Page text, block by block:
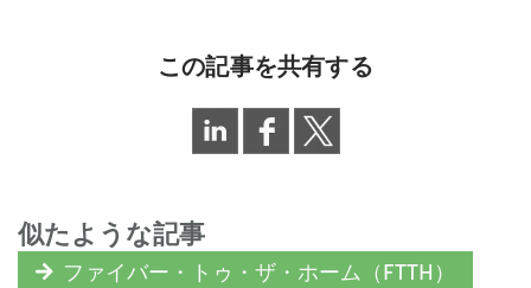
この記事を共有する
似たような記事
ファイバー・トゥ・ザ・ホーム（FTTH）